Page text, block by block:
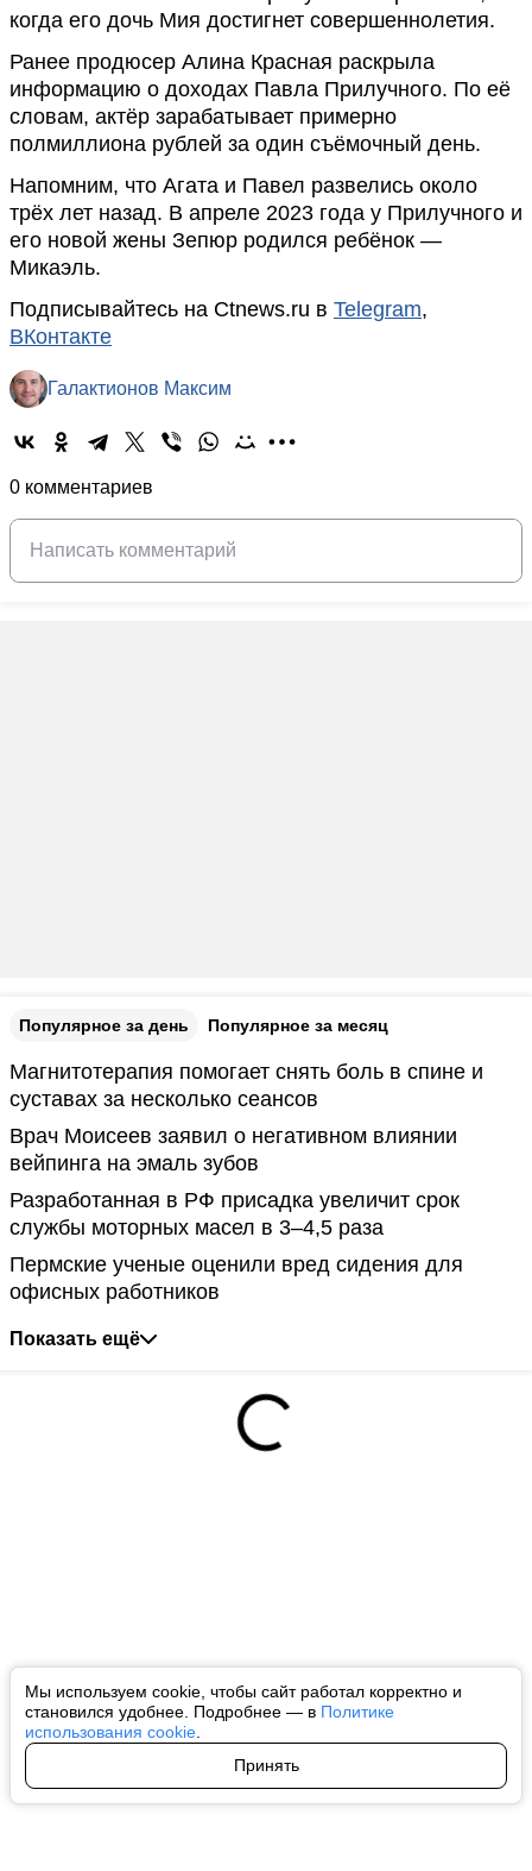
Мы используем cookie, чтобы сайт работал корректно и
становился удобнее. Подробнее — в Политике
использования cookie
Принять
когда его дочь Мия достигнет совершеннолетия.
Ранее продюсер Алина Красная раскрыла
информацию о доходах Павла Прилучного. По её
словам, актёр зарабатывает примерно
полмиллиона рублей за один съёмочный день.
Напомним, что Агата и Павел развелись около
трёх лет назад. В апреле 2023 года у Прилучного и
его новой жены Зепюр родился ребёнок —
Микаэль.
Подписывайтесь на Ctnews.ru в Telegram,
ВКонтакте
Галактионов Максим
0 комментариев
Популярное за день Популярное за месяц
Магнитотерапия помогает снять боль в спине и
суставах за несколько сеансов
Врач Моисеев заявил о негативном влиянии
вейпинга на эмаль зубов
Разработанная в РФ присадка увеличит срок
службы моторных масел в 3–4,5 раза
Пермские ученые оценили вред сидения для
офисных работников
Показать ещё